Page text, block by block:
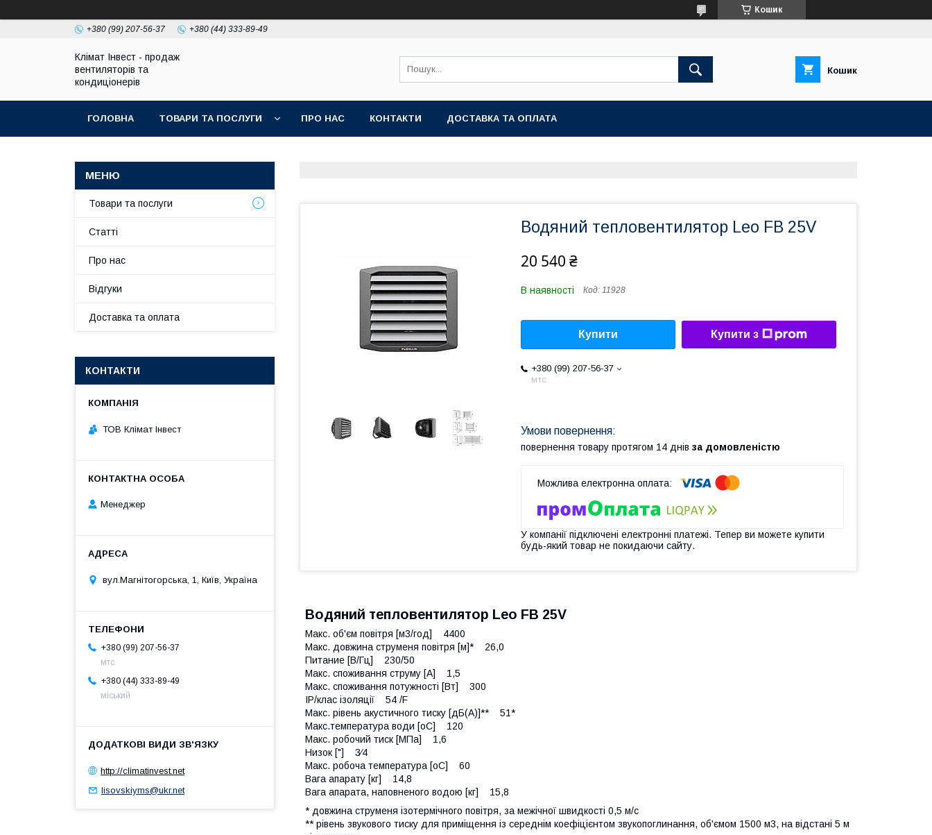
Кошик
+380 (99) 207-56-37 +380 (44) 333-89-49
Клімат Інвест - продаж
вентиляторів та
кондиціонерів
Кошик
ГОЛОВНА ТОВАРИ ТА ПОСЛУГИ ПРО НАС КОНТАКТИ ДОСТАВКА ТА ОПЛАТА
Водяний тепловентилятор Leo FB 25V
20 540 ₴
В наявності Код: 11928
Купити Купити з
+380 (99) 207-56-37
мтс
повернення товару протягом 14 днів за домовленістю
У компанії підключені електронні платежі. Тепер ви можете купити
будь-який товар не покидаючи сайту.
Водяний тепловентилятор Leo FB 25V
Макс. об'єм повітря [м3/год] 4400
Макс. довжина струменя повітря [м]* 26,0
Питание [В/Гц] 230/50
Макс. споживання струму [A] 1,5
Макс. споживання потужності [Вт] 300
IP/клас ізоляції 54 /F
Макс. рівень акустичного тиску [дБ(A)]** 51*
Макс.температура води [oC] 120
Макс. робочий тиск [МПа] 1,6
Низок ["] 3⁄4
Макс. робоча температура [oC] 60
Вага апарату [кг] 14,8
Вага апарата, наповненого водою [кг] 15,8
* довжина струменя ізотермічного повітря, за межічної швидкості 0,5 м/с
** рівень звукового тиску для приміщення із середнім коефіцієнтом звукопоглинання, об'ємом 1500 м3, на відстані 5 м
Товари та послуги
Статті
Про нас
Відгуки
Доставка та оплата
КОНТАКТИ
ТОВ Клімат Інвест
Менеджер
вул.Магнітогорська, 1, Київ, Україна
+380 (99) 207-56-37
мтс
+380 (44) 333-89-49
міський
http://climatinvest.net
lisovskiyms@ukr.net